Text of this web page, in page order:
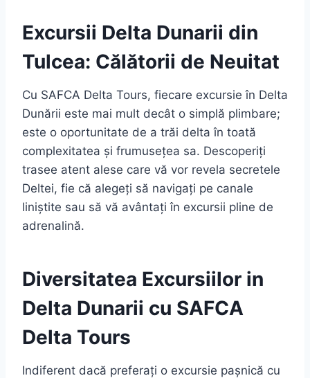
Excursii Delta Dunarii din
Tulcea: Călătorii de Neuitat
Cu SAFCA Delta Tours, fiecare excursie în Delta
Dunării este mai mult decât o simplă plimbare;
este o oportunitate de a trăi delta în toată
complexitatea și frumusețea sa. Descoperiți
trasee atent alese care vă vor revela secretele
Deltei, fie că alegeți să navigați pe canale
liniștite sau să vă avântați în excursii pline de
adrenalină.
Diversitatea Excursiilor in
Delta Dunarii cu SAFCA
Delta Tours
Indiferent dacă preferați o excursie pașnică cu